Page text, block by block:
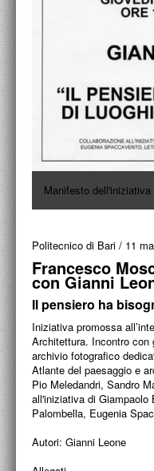
DUETTI / DUELLI
LABORATORI DI
PROGETTI D'OPERA
PROGETTI CULTURALI
PROGETTO T.E.S.I.
Manifesto dell'iniziativa
Politecnico di Bari / 11
Francesco
con Gianni
Il pensiero ha
Iniziativa promossa
Architettura. Incontro
archivio fotografico
Atlante del paesaggio e
Pio Meledandri, Sandro
all'iniziativa di Giampaolo
Palombella, Eugenia
Autori: Gianni Leone